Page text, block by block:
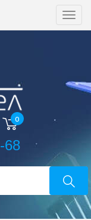
0
68